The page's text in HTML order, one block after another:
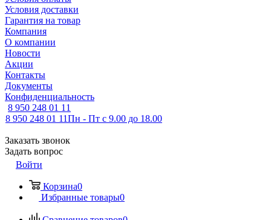
Условия доставки
Гарантия на товар
Компания
О компании
Новости
Акции
Контакты
Документы
Конфиденциальность
8 950 248 01 11
8 950 248 01 11Пн - Пт с 9.00 до 18.00
Заказать звонок
Задать вопрос
Войти
Корзина0
Избранные товары0